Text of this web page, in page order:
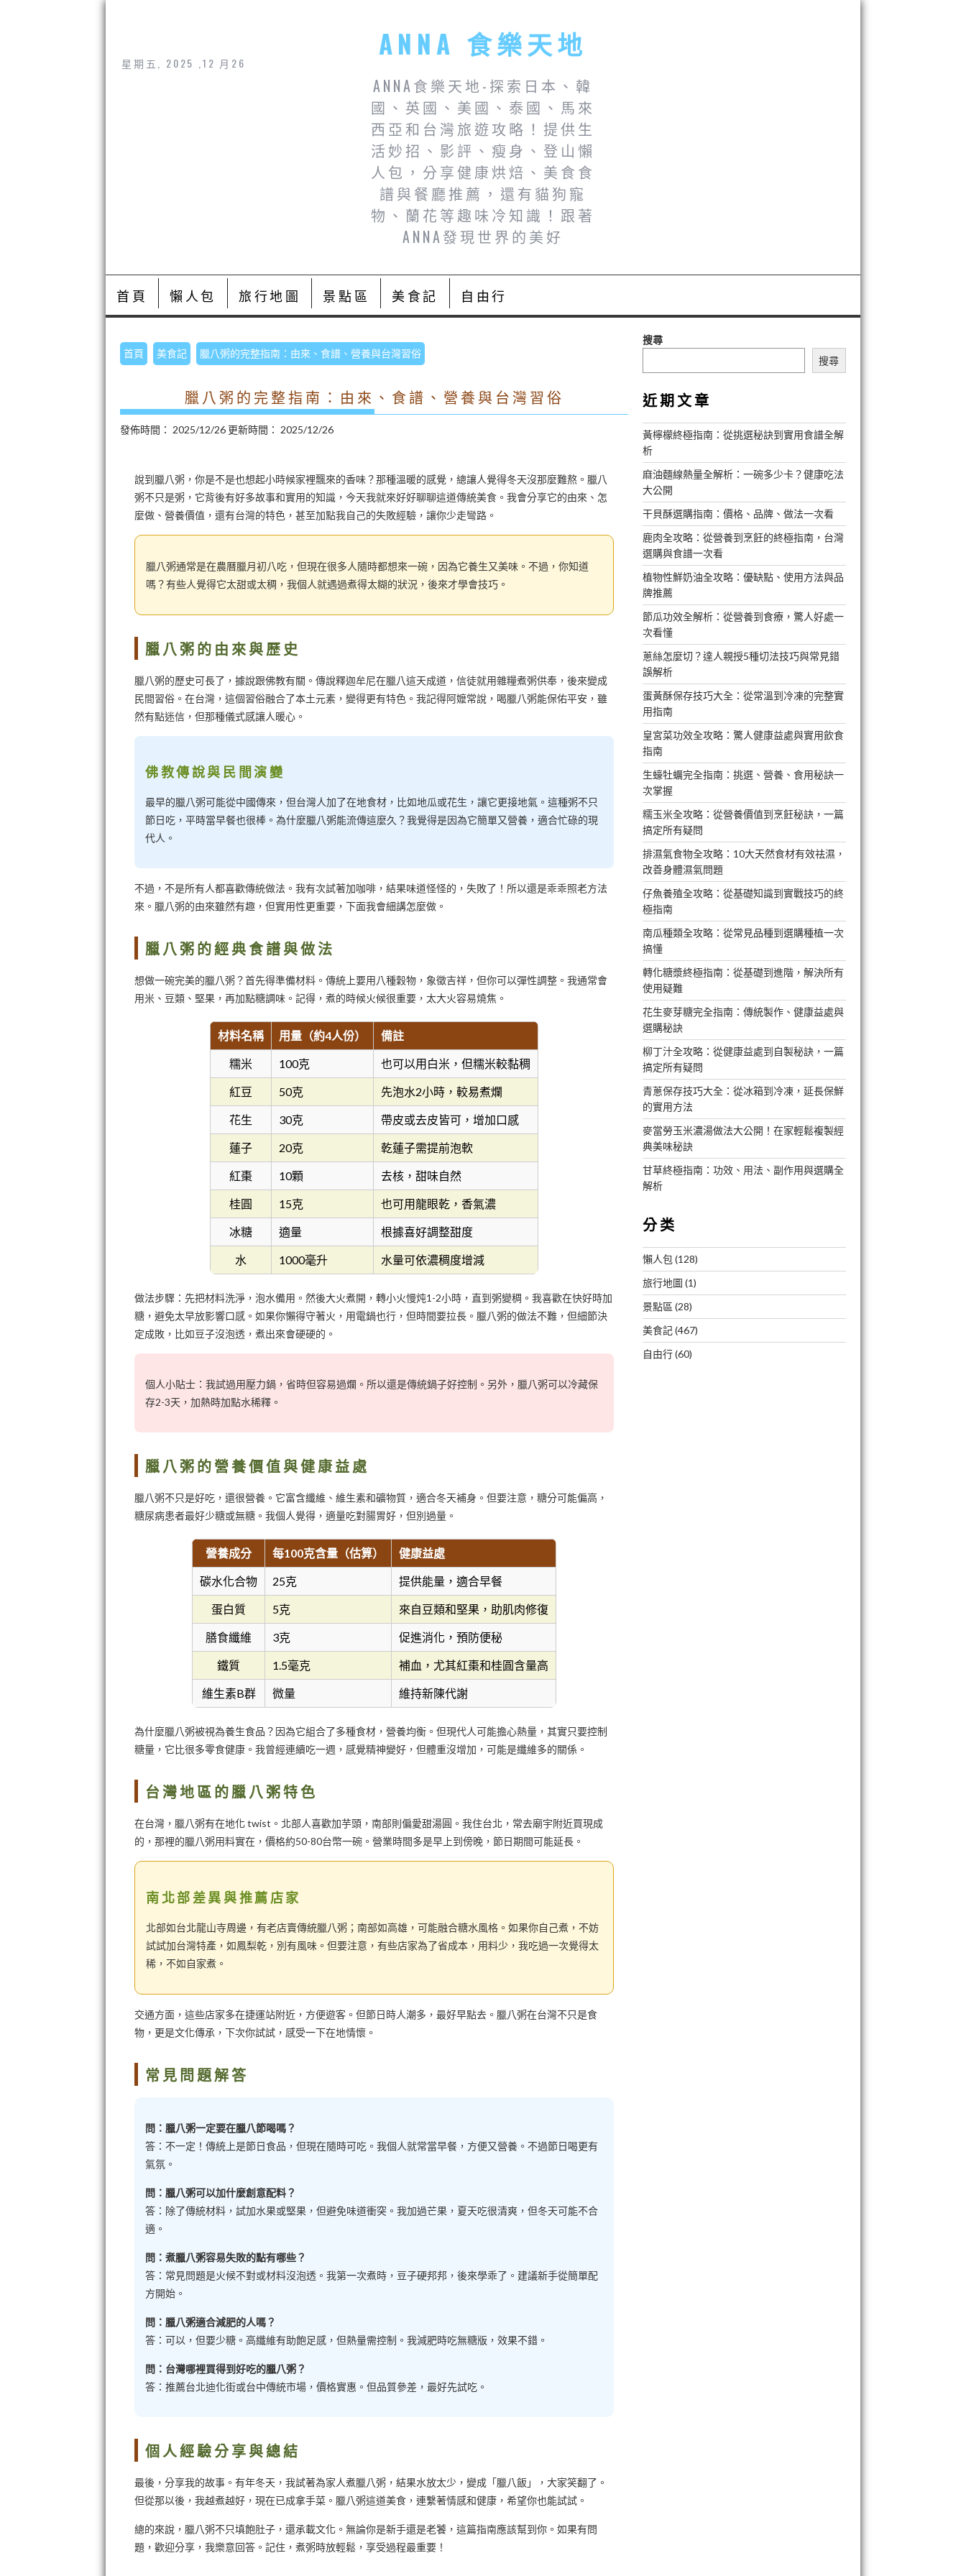
星期五, 2025 ,12 月26
ANNA 食樂天地
ANNA食樂天地-探索日本、韓
國、英國、美國、泰國、馬來
西亞和台灣旅遊攻略！提供生
活妙招、影評、瘦身、登山懶
人包，分享健康烘焙、美食食
譜與餐廳推薦，還有貓狗寵
物、蘭花等趣味冷知識！跟著
ANNA發現世界的美好
首頁 懶人包 旅行地圖 景點區 美食記 自由行
首頁 美食記 臘八粥的完整指南：由來、食譜、營養與台灣習俗
臘八粥的完整指南：由來、食譜、營養與台灣習俗
發佈時間： 2025/12/26 更新時間： 2025/12/26
說到臘八粥，你是不是也想起小時候家裡飄來的香味？那種溫暖的感覺，總讓人覺得冬天沒那麼難熬。臘八
粥不只是粥，它背後有好多故事和實用的知識，今天我就來好好聊聊這道傳統美食。我會分享它的由來、怎
麼做、營養價值，還有台灣的特色，甚至加點我自己的失敗經驗，讓你少走彎路。
臘八粥通常是在農曆臘月初八吃，但現在很多人隨時都想來一碗，因為它養生又美味。不過，你知道
嗎？有些人覺得它太甜或太稠，我個人就遇過煮得太糊的狀況，後來才學會技巧。
臘八粥的由來與歷史
臘八粥的歷史可長了，據說跟佛教有關。傳說釋迦牟尼在臘八這天成道，信徒就用雜糧煮粥供奉，後來變成
民間習俗。在台灣，這個習俗融合了本土元素，變得更有特色。我記得阿嬤常說，喝臘八粥能保佑平安，雖
然有點迷信，但那種儀式感讓人暖心。
佛教傳說與民間演變
最早的臘八粥可能從中國傳來，但台灣人加了在地食材，比如地瓜或花生，讓它更接地氣。這種粥不只
節日吃，平時當早餐也很棒。為什麼臘八粥能流傳這麼久？我覺得是因為它簡單又營養，適合忙碌的現
代人。
不過，不是所有人都喜歡傳統做法。我有次試著加咖啡，結果味道怪怪的，失敗了！所以還是乖乖照老方法
來。臘八粥的由來雖然有趣，但實用性更重要，下面我會細講怎麼做。
臘八粥的經典食譜與做法
想做一碗完美的臘八粥？首先得準備材料。傳統上要用八種穀物，象徵吉祥，但你可以彈性調整。我通常會
用米、豆類、堅果，再加點糖調味。記得，煮的時候火候很重要，太大火容易燒焦。
材料名稱 用量（約4人份） 備註
糯米 100克 也可以用白米，但糯米較黏稠
紅豆 50克 先泡水2小時，較易煮爛
花生 30克 帶皮或去皮皆可，增加口感
蓮子 20克 乾蓮子需提前泡軟
紅棗 10顆 去核，甜味自然
桂圓 15克 也可用龍眼乾，香氣濃
冰糖 適量 根據喜好調整甜度
水 1000毫升 水量可依濃稠度增減
做法步驟：先把材料洗淨，泡水備用。然後大火煮開，轉小火慢炖1-2小時，直到粥變稠。我喜歡在快好時加
糖，避免太早放影響口感。如果你懶得守著火，用電鍋也行，但時間要拉長。臘八粥的做法不難，但細節決
定成敗，比如豆子沒泡透，煮出來會硬硬的。
個人小貼士：我試過用壓力鍋，省時但容易過爛。所以還是傳統鍋子好控制。另外，臘八粥可以冷藏保
存2-3天，加熱時加點水稀釋。
臘八粥的營養價值與健康益處
臘八粥不只是好吃，還很營養。它富含纖維、維生素和礦物質，適合冬天補身。但要注意，糖分可能偏高，
糖尿病患者最好少糖或無糖。我個人覺得，適量吃對腸胃好，但別過量。
營養成分 每100克含量（估算） 健康益處
碳水化合物 25克 提供能量，適合早餐
蛋白質 5克 來自豆類和堅果，助肌肉修復
膳食纖維 3克 促進消化，預防便秘
鐵質 1.5毫克 補血，尤其紅棗和桂圓含量高
維生素B群 微量 維持新陳代謝
為什麼臘八粥被視為養生食品？因為它組合了多種食材，營養均衡。但現代人可能擔心熱量，其實只要控制
糖量，它比很多零食健康。我曾經連續吃一週，感覺精神變好，但體重沒增加，可能是纖維多的關係。
台灣地區的臘八粥特色
在台灣，臘八粥有在地化 twist。北部人喜歡加芋頭，南部則偏愛甜湯圓。我住台北，常去廟宇附近買現成
的，那裡的臘八粥用料實在，價格約50-80台幣一碗。營業時間多是早上到傍晚，節日期間可能延長。
南北部差異與推薦店家
北部如台北龍山寺周邊，有老店賣傳統臘八粥；南部如高雄，可能融合糖水風格。如果你自己煮，不妨
試試加台灣特產，如鳳梨乾，別有風味。但要注意，有些店家為了省成本，用料少，我吃過一次覺得太
稀，不如自家煮。
交通方面，這些店家多在捷運站附近，方便遊客。但節日時人潮多，最好早點去。臘八粥在台灣不只是食
物，更是文化傳承，下次你試試，感受一下在地情懷。
常見問題解答
問：臘八粥一定要在臘八節喝嗎？
答：不一定！傳統上是節日食品，但現在隨時可吃。我個人就常當早餐，方便又營養。不過節日喝更有
氣氛。
問：臘八粥可以加什麼創意配料？
答：除了傳統材料，試加水果或堅果，但避免味道衝突。我加過芒果，夏天吃很清爽，但冬天可能不合
適。
問：煮臘八粥容易失敗的點有哪些？
答：常見問題是火候不對或材料沒泡透。我第一次煮時，豆子硬邦邦，後來學乖了。建議新手從簡單配
方開始。
問：臘八粥適合減肥的人嗎？
答：可以，但要少糖。高纖維有助飽足感，但熱量需控制。我減肥時吃無糖版，效果不錯。
問：台灣哪裡買得到好吃的臘八粥？
答：推薦台北迪化街或台中傳統市場，價格實惠。但品質參差，最好先試吃。
個人經驗分享與總結
最後，分享我的故事。有年冬天，我試著為家人煮臘八粥，結果水放太少，變成「臘八飯」，大家笑翻了。
但從那以後，我越煮越好，現在已成拿手菜。臘八粥這道美食，連繫著情感和健康，希望你也能試試。
總的來說，臘八粥不只填飽肚子，還承載文化。無論你是新手還是老饕，這篇指南應該幫到你。如果有問
題，歡迎分享，我樂意回答。記住，煮粥時放輕鬆，享受過程最重要！
搜尋
搜尋
近期文章
黃檸檬終極指南：從挑選秘訣到實用食譜全解
析
麻油麵線熱量全解析：一碗多少卡？健康吃法
大公開
干貝酥選購指南：價格、品牌、做法一次看
鹿肉全攻略：從營養到烹飪的終極指南，台灣
選購與食譜一次看
植物性鮮奶油全攻略：優缺點、使用方法與品
牌推薦
節瓜功效全解析：從營養到食療，驚人好處一
次看懂
蔥絲怎麼切？達人親授5種切法技巧與常見錯
誤解析
蛋黃酥保存技巧大全：從常溫到冷凍的完整實
用指南
皇宮菜功效全攻略：驚人健康益處與實用飲食
指南
生蠔牡蠣完全指南：挑選、營養、食用秘訣一
次掌握
糯玉米全攻略：從營養價值到烹飪秘訣，一篇
搞定所有疑問
排濕氣食物全攻略：10大天然食材有效祛濕，
改善身體濕氣問題
仔魚養殖全攻略：從基礎知識到實戰技巧的終
極指南
南瓜種類全攻略：從常見品種到選購種植一次
搞懂
轉化糖漿終極指南：從基礎到進階，解決所有
使用疑難
花生麥芽糖完全指南：傳統製作、健康益處與
選購秘訣
柳丁汁全攻略：從健康益處到自製秘訣，一篇
搞定所有疑問
青蔥保存技巧大全：從冰箱到冷凍，延長保鮮
的實用方法
麥當勞玉米濃湯做法大公開！在家輕鬆複製經
典美味秘訣
甘草終極指南：功效、用法、副作用與選購全
解析
分类
懶人包 (128)
旅行地圖 (1)
景點區 (28)
美食記(467)
自由行(60)